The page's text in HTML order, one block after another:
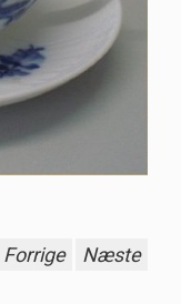
Forrige Næste